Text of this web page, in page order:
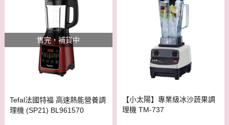
售完，補貨中
Tefal法國特福 高速熱能營養調
理機 (SP21) BL961570
【小太陽】專業級冰沙蔬果調
理機 TM-737